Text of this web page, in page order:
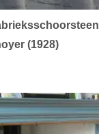
(1928)